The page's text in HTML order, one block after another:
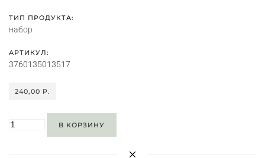
ТИП ПРОДУКТА:
набор
АРТИКУЛ:
3760135013517
240,00 P.
В КОРЗИНУ